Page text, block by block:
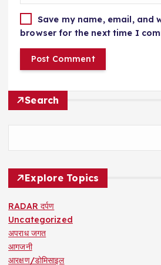
Save my name, email, and
browser for the next time I
Search
Explore Topics
RADAR दर्पण
Uncategorized
अपराध जगत
आगजनी
आरक्षण/डोमिसाइल